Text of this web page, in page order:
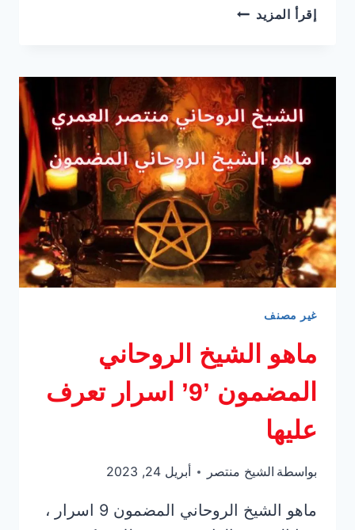
إقرأ المزيد عمل
الزوج
’3’
طرق
مجربة
مضمونة
غير مصنف
ماهو الشيخ الروحاني
المضمون ’9’ اسرار تعرف
عليها
بواسطة الشيخ منتصر أبريل 24, 2023
ماهو الشيخ الروحاني المضمون 9 اسرار ،